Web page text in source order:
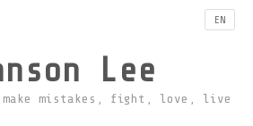
Lee
mistakes, fight, love, live
EN